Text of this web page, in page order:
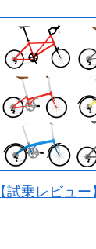
【試乗レビュ